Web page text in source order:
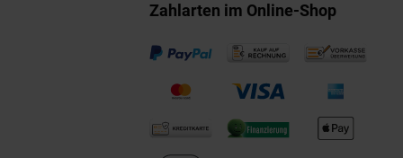
Zahlarten im Online-Shop